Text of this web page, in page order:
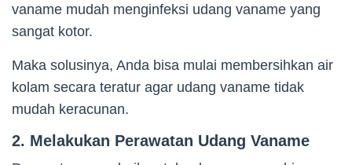
vaname mudah menginfeksi udang vaname yang
sangat kotor.
Maka solusinya, Anda bisa mulai membersihkan air
kolam secara teratur agar udang vaname tidak
mudah keracunan.
2. Melakukan Perawatan Udang Vaname